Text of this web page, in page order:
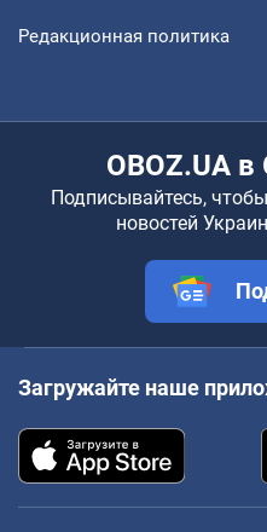
Редакционная политика
OBOZ.UA
Подписывайтесь,
новостей
Загружайте наше